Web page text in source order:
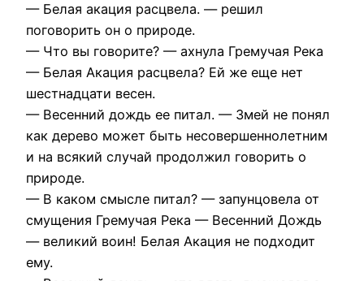
— Белая акация расцвела. — решил
поговорить он о природе.
— Что вы говорите? — ахнула Гремучая Река
— Белая Акация расцвела? Ей же еще нет
шестнадцати весен.
— Весенний дождь ее питал. — Змей не понял
как дерево может быть несовершеннолетним
и на всякий случай продолжил говорить о
природе.
— В каком смысле питал? — запунцовела от
смущения Гремучая Река — Весенний Дождь
— великий воин! Белая Акация не подходит
ему.